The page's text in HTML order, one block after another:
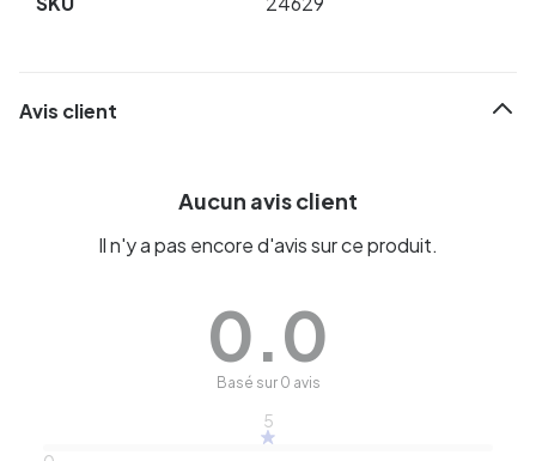
Avis client
Aucun avis client
Il n'y a pas encore d'avis sur ce produit.
0.0
Basé sur 0 avis
5